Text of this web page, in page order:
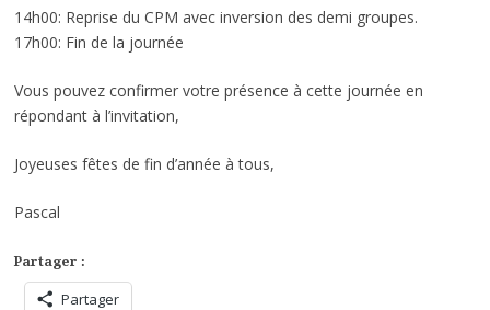
14h00: Reprise du CPM avec inversion des demi groupes.
17h00: Fin de la journée
Vous pouvez confirmer votre présence à cette journée en
répondant à l’invitation,
Joyeuses fêtes de fin d’année à tous,
Pascal
Partager :
Partager